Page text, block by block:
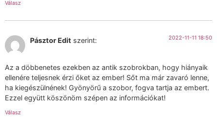
Válasz
Pásztor Edit szerint: 2022-11-11 18:50
Az a döbbenetes ezekben az antik szobrokban, hogy hiányaik
ellenére teljesnek érzi őket az ember! Sőt ma már zavaró lenne,
ha kiegészülnének! Gyönyörű a szobor, fogva tartja az embert.
Ezzel együtt köszönöm szépen az információkat!
Válasz